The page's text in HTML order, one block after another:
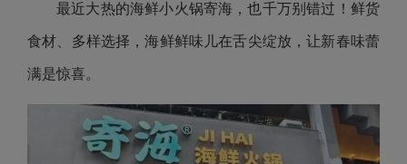
最近大热的海鲜小火锅寄海，也千万别错过！鲜货
食材、多样选择，海鲜鲜味儿在舌尖绽放，让新春味蕾
满是惊喜。